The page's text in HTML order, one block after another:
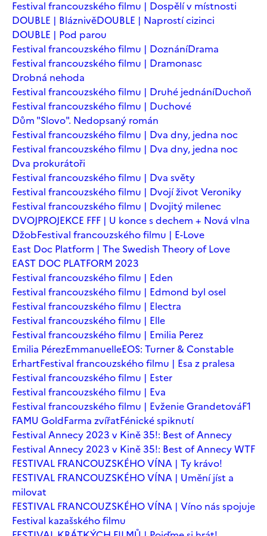
Festival francouzského filmu | Dospělí v místnosti
DOUBLE | BláznivěDOUBLE | Naprostí cizinci
DOUBLE | Pod parou
Festival francouzského filmu | DoznáníDrama
Festival francouzského filmu | Dramonasc
Drobná nehoda
Festival francouzského filmu | Druhé jednáníDuchoň
Festival francouzského filmu | Duchové
Dům "Slovo". Nedopsaný román
Festival francouzského filmu | Dva dny, jedna noc
Festival francouzského filmu | Dva dny, jedna noc
Dva prokurátoři
Festival francouzského filmu | Dva světy
Festival francouzského filmu | Dvojí život Veroniky
Festival francouzského filmu | Dvojitý milenec
DVOJPROJEKCE FFF | U konce s dechem + Nová vlna
DžobFestival francouzského filmu | E-Love
East Doc Platform | The Swedish Theory of Love
EAST DOC PLATFORM 2023
Festival francouzského filmu | Eden
Festival francouzského filmu | Edmond byl osel
Festival francouzského filmu | Electra
Festival francouzského filmu | Elle
Festival francouzského filmu | Emilia Perez
Emilia PérezEmmanuelleEOS: Turner & Constable
ErhartFestival francouzského filmu | Esa z pralesa
Festival francouzského filmu | Ester
Festival francouzského filmu | Eva
Festival francouzského filmu | Evženie GrandetováF1
FAMU GoldFarma zvířatFénické spiknutí
Festival Annecy 2023 v Kině 35!: Best of Annecy
Festival Annecy 2023 v Kině 35!: Best of Annecy WTF
FESTIVAL FRANCOUZSKÉHO VÍNA | Ty krávo!
FESTIVAL FRANCOUZSKÉHO VÍNA | Umění jíst a
milovat
FESTIVAL FRANCOUZSKÉHO VÍNA | Víno nás spojuje
Festival kazašského filmu